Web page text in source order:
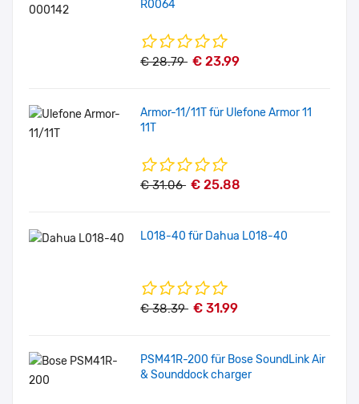
R0064
€ 28.79 € 23.99
Armor-11/11T für Ulefone Armor 11
11T
€ 31.06 € 25.88
L018-40 für Dahua L018-40
€ 38.39 € 31.99
PSM41R-200 für Bose SoundLink Air
& Sounddock charger